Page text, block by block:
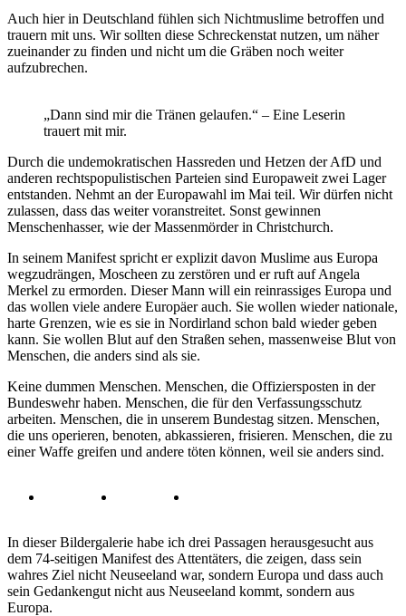
Auch hier in Deutschland fühlen sich Nichtmuslime betroffen und
trauern mit uns. Wir sollten diese Schreckenstat nutzen, um näher
zueinander zu finden und nicht um die Gräben noch weiter
aufzubrechen.
„Dann sind mir die Tränen gelaufen.“ – Eine Leserin
trauert mit mir.
Durch die undemokratischen Hassreden und Hetzen der AfD und
anderen rechtspopulistischen Parteien sind Europaweit zwei Lager
entstanden. Nehmt an der Europawahl im Mai teil. Wir dürfen nicht
zulassen, dass das weiter voranstreitet. Sonst gewinnen
Menschenhasser, wie der Massenmörder in Christchurch.
In seinem Manifest spricht er explizit davon Muslime aus Europa
wegzudrängen, Moscheen zu zerstören und er ruft auf Angela
Merkel zu ermorden. Dieser Mann will ein reinrassiges Europa und
das wollen viele andere Europäer auch. Sie wollen wieder nationale,
harte Grenzen, wie es sie in Nordirland schon bald wieder geben
kann. Sie wollen Blut auf den Straßen sehen, massenweise Blut von
Menschen, die anders sind als sie.
Keine dummen Menschen. Menschen, die Offiziersposten in der
Bundeswehr haben. Menschen, die für den Verfassungsschutz
arbeiten. Menschen, die in unserem Bundestag sitzen. Menschen,
die uns operieren, benoten, abkassieren, frisieren. Menschen, die zu
einer Waffe greifen und andere töten können, weil sie anders sind.
In dieser Bildergalerie habe ich drei Passagen herausgesucht aus
dem 74-seitigen Manifest des Attentäters, die zeigen, dass sein
wahres Ziel nicht Neuseeland war, sondern Europa und dass auch
sein Gedankengut nicht aus Neuseeland kommt, sondern aus
Europa.